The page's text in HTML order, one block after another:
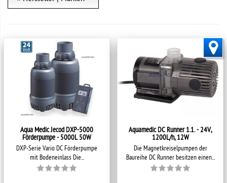
Aqua Medic Jecod DXP-5000
Förderpumpe - 5000L 50W
DXP-Serie Vario DC Förderpumpe
mit Bodeneinlass Die...
Aquamedic DC Runner 1.1. - 24V,
1200L/h, 12W
Die Magnetkreiselpumpen der
Baureihe DC Runner besitzen einen...